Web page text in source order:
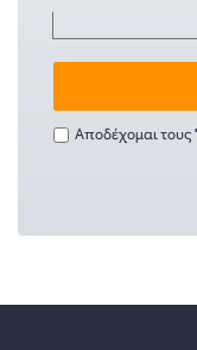
Αποδέχομαι τους